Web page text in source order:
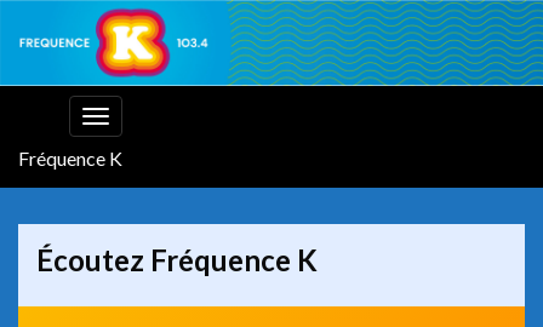
Toggle
navigation
Fréquence K
Écoutez Fréquence K